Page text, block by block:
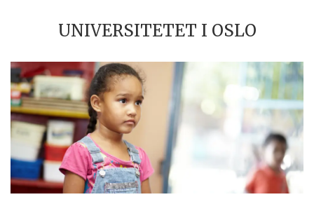
UNIVERSITETET I OSLO